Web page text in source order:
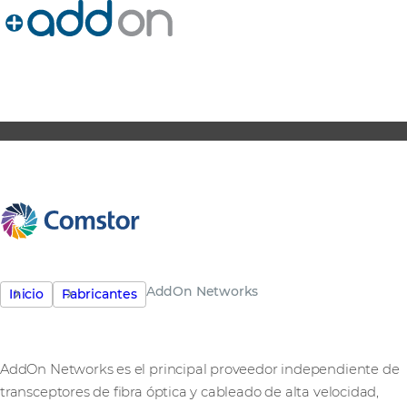
Inicio Fabricantes AddOn Networks
AddOn Networks es el principal proveedor independiente de
transceptores de fibra óptica y cableado de alta velocidad,